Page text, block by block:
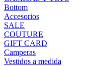
Bottom
Accesorios
SALE
COUTURE
GIFT CARD
Camperas
Vestidos a medida